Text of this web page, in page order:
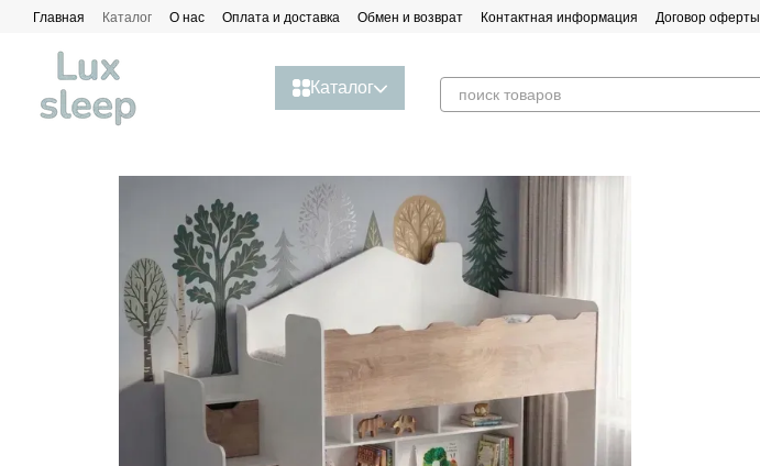
Перейти к основному контенту
Главная Каталог О нас Оплата и доставка Обмен и возврат Контактная информация Договор оферты
Каталог